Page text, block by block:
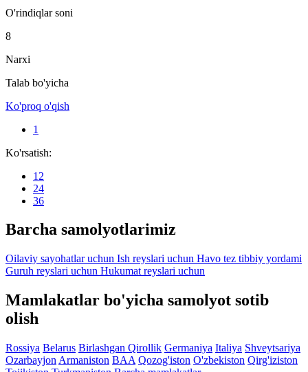
O'rindiqlar soni
8
Narxi
Talab bo'yicha
Ko'proq o'qish
1
Ko'rsatish:
12
24
36
Barcha samolyotlarimiz
Oilaviy sayohatlar uchun Ish reyslari uchun Havo tez tibbiy yordami
Guruh reyslari uchun Hukumat reyslari uchun
Mamlakatlar bo'yicha samolyot sotib
olish
Rossiya Belarus Birlashgan Qirollik Germaniya Italiya Shveytsariya
Ozarbayjon Armaniston BAA Qozog'iston O'zbekiston Qirg'iziston